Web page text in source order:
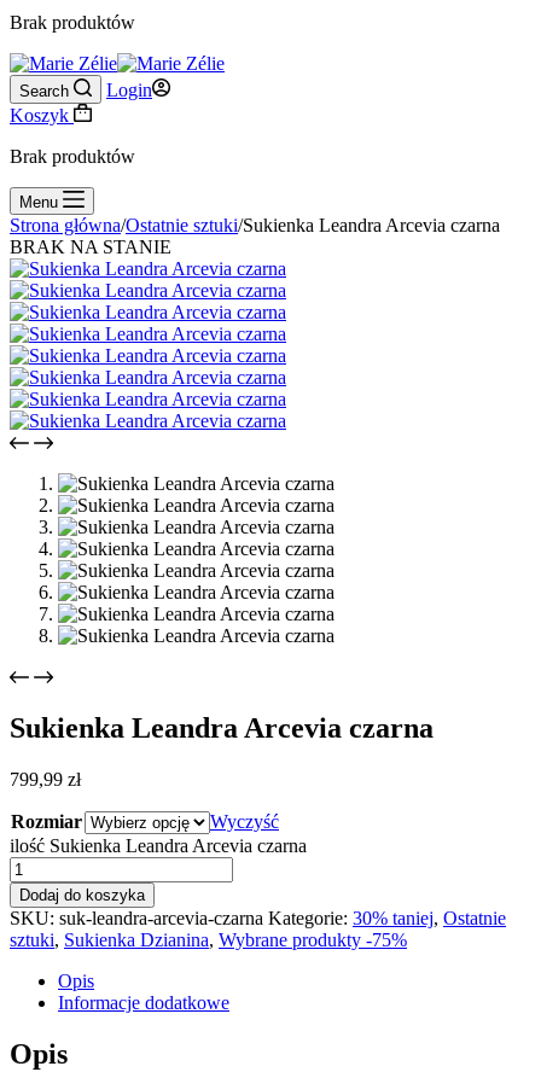
Brak produktów
Search
Login
Koszyk
Brak produktów
Menu
Strona główna/Ostatnie sztuki/Sukienka Leandra Arcevia czarna
BRAK NA STANIE
Sukienka Leandra Arcevia czarna
799,99 zł
Rozmiar
Wyczyść
ilość Sukienka Leandra Arcevia czarna
Dodaj do koszyka
SKU: suk-leandra-arcevia-czarna Kategorie: 30% taniej, Ostatnie
sztuki, Sukienka Dzianina, Wybrane produkty -75%
Opis
Informacje dodatkowe
Opis